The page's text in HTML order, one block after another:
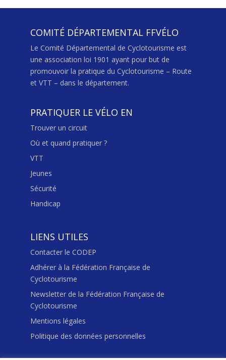
COMITÉ DÉPARTEMENTAL FFVÉLO
Le Comité Départemental de Cyclotourisme est
une association loi 1901 ayant pour but de
promouvoir la pratique du Cyclotourisme – Route
et VTT – dans le département.
PRATIQUER LE VÉLO EN
Trouver un circuit
Où et quand pratiquer ?
VTT
Jeunes
Sécurité
Handicap
LIENS UTILES
Contacter le CODEP
Adhérer à la Fédération Française de
Cyclotourisme
Newsletter de la Fédération Française de
Cyclotourisme
Mentions légales
Politique des données personnelles